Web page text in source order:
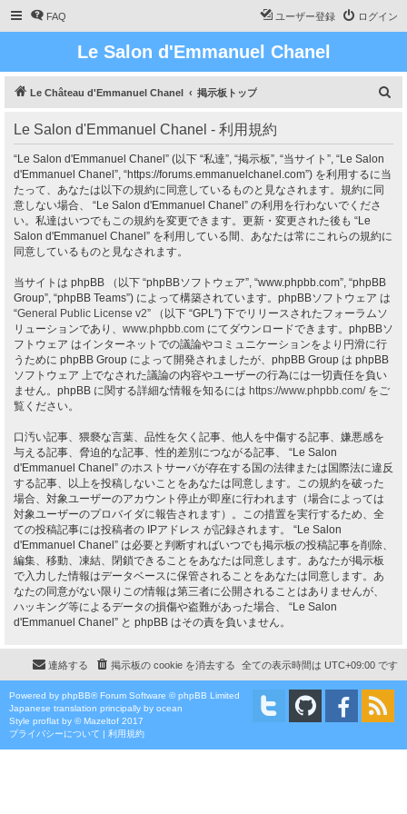
FAQ ログイン
ユーザー登録
Le Salon d'Emmanuel Chanel
Le Château d'Emmanuel Chanel 掲示板トップ
Le Salon d'Emmanuel Chanel - 利用規約
“Le Salon d'Emmanuel Chanel” (以下 “私達”, “掲示板”, “当サイト”, “Le Salon
d'Emmanuel Chanel”, “https://forums.emmanuelchanel.com”) を利用するに当
たって、あなたは以下の規約に同意しているものと見なされます。規約に同
意しない場合、 “Le Salon d'Emmanuel Chanel” の利用を行わないでくださ
い。私達はいつでもこの規約を変更できます。更新・変更された後も “Le
Salon d'Emmanuel Chanel” を利用している間、あなたは常にこれらの規約に
同意しているものと見なされます。
当サイトは phpBB （以下 “phpBBソフトウェア”, “www.phpbb.com”, “phpBB
Group”, “phpBB Teams”) によって構築されています。phpBBソフトウェア は
“General Public License v2” （以下 “GPL”) 下でリリースされたフォーラムソ
リューションであり、 www.phpbb.com にてダウンロードできます。phpBBソ
フトウェア はインターネットでの議論やコミュニケーションをより円滑に行
うために phpBB Group によって開発されましたが、phpBB Group は phpBB
ソフトウェア 上でなされた議論の内容やユーザーの行為には一切責任を負い
ません。phpBB に関する詳細な情報を知るには https://www.phpbb.com/をご
覧ください。
口汚い記事、猥褻な言葉、品性を欠く記事、他人を中傷する記事、嫌悪感を
与える記事、脅迫的な記事、性的差別につながる記事、 “Le Salon
d'Emmanuel Chanel” のホストサーバが存在する国の法律または国際法に違反
する記事、以上を投稿しないことをあなたは同意します。この規約を破った
場合、対象ユーザーのアカウント停止が即座に行われます（場合によっては
対象ユーザーのプロバイダに報告されます）。この措置を実行するため、全
ての投稿記事には投稿者の IPアドレス が記録されます。 “Le Salon
d'Emmanuel Chanel” は必要と判断すればいつでも掲示板の投稿記事を削除、
編集、移動、凍結、閉鎖できることをあなたは同意します。あなたが掲示板
で入力した情報はデータベースに保管されることをあなたは同意します。あ
なたの同意がない限りこの情報は第三者に公開されることはありませんが、
ハッキング等によるデータの損傷や盗難があった場合、 “Le Salon
d'Emmanuel Chanel” と phpBB はその責を負いません。
全ての表示時間は UTC+09:00 です
掲示板の cookie を消去する
連絡する
Powered by phpBB® Forum Software © phpBB Limited
Japanese translation principally by ocean
Style proflat by ©Mazeltof 2017
プライバシーについて | 利用規約